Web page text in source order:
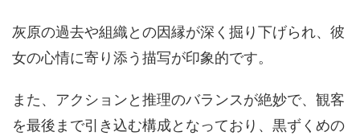
灰原の過去や組織との因縁が深く掘り下げられ、彼
女の心情に寄り添う描写が印象的です。
また、アクションと推理のバランスが絶妙で、観客
を最後まで引き込む構成となっており、黒ずくめの